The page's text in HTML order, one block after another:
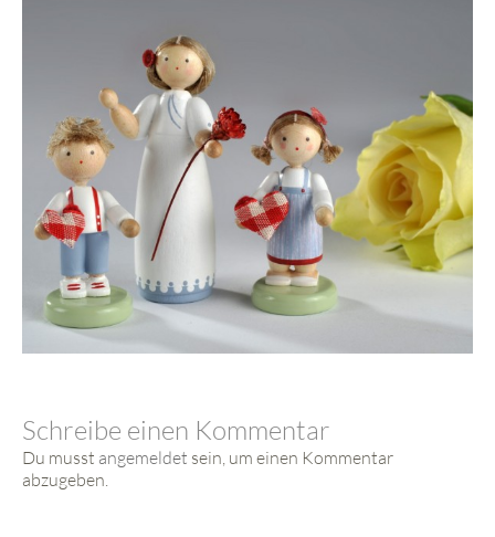
Schreibe einen Kommentar
Du musst angemeldet sein, um einen Kommentar
abzugeben.